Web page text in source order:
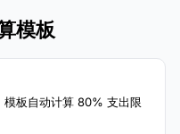
模板
模板自动计算 80% 支出限